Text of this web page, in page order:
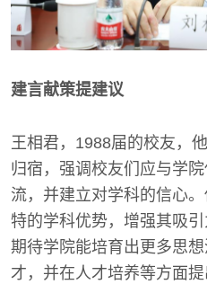
建言献策提建议
王相君，1988届的校友，
归宿，强调校友们应与学
流，并建立对学科的信心
特的学科优势，增强其吸
期待学院能培育出更多思
才，并在人才培养等方面提